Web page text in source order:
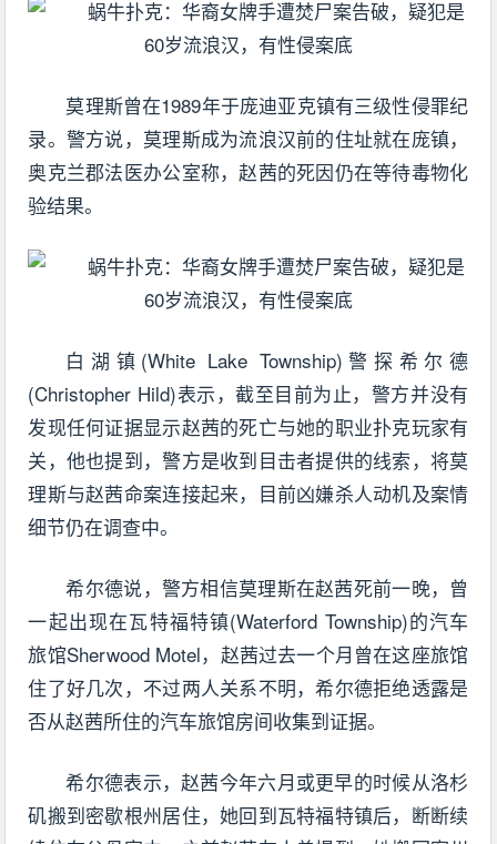
莫理斯曾在1989年于庞迪亚克镇有三级性侵罪纪
录。警方说，莫理斯成为流浪汉前的住址就在庞镇，
奥克兰郡法医办公室称，赵茜的死因仍在等待毒物化
验结果。
白湖镇(White Lake Township)警探希尔德
(Christopher Hild)表示，截至目前为止，警方并没有
发现任何证据显示赵茜的死亡与她的职业扑克玩家有
关，他也提到，警方是收到目击者提供的线索，将莫
理斯与赵茜命案连接起来，目前凶嫌杀人动机及案情
细节仍在调查中。
希尔德说，警方相信莫理斯在赵茜死前一晚，曾
一起出现在瓦特福特镇(Waterford Township)的汽车
旅馆Sherwood Motel，赵茜过去一个月曾在这座旅馆
住了好几次，不过两人关系不明，希尔德拒绝透露是
否从赵茜所住的汽车旅馆房间收集到证据。
希尔德表示，赵茜今年六月或更早的时候从洛杉
矶搬到密歇根州居住，她回到瓦特福特镇后，断断续